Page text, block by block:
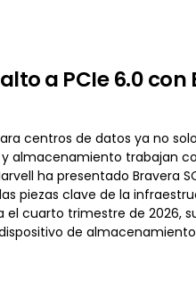
a PCIe 6.0
centros de datos ya no
almacenamiento trabajan
ha presentado Bravera
piezas clave de la
el cuarto trimestre de 2026,
de